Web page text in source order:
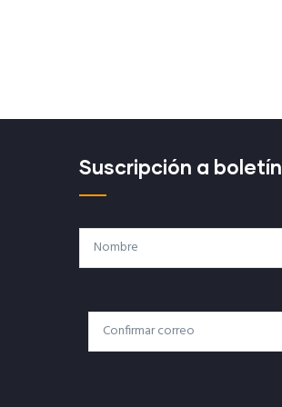
Suscripción a boletín
Nombre
Correo
Electrónico
Correo Electrónico